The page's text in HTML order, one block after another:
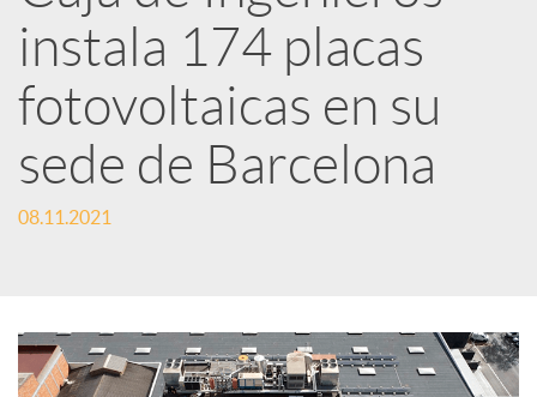
e
d
e
S
instala 174 placas
fotovoltaicas en su
sede de Barcelona
08.11.2021